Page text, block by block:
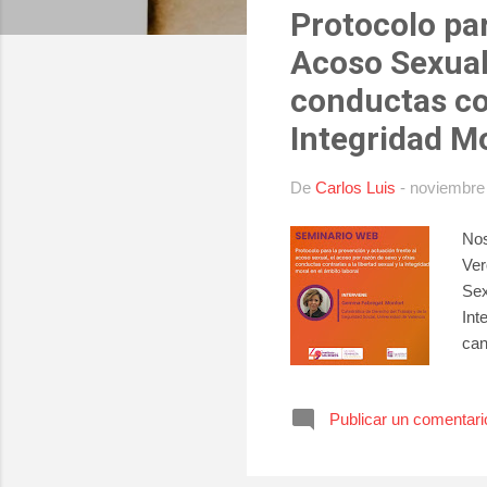
Protocolo
Acoso
conductas
Integridad
De Carlos Luis -
Publicar un